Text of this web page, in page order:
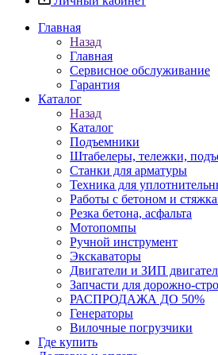
Главная
Назад
Главная
Сервисное обслуживание
Гарантия
Каталог
Назад
Каталог
Подъемники
Штабелеры, тележки,
Станки для арматуры
Техника для
Работы с бетоном и
Резка бетона, асфальта
Мотопомпы
Ручной инструмент
Экскаваторы
Двигатели и ЗИП
Запчасти для дорожно-
РАСПРОДАЖА ДО 50%
Генераторы
Вилочные погрузчики
Где купить